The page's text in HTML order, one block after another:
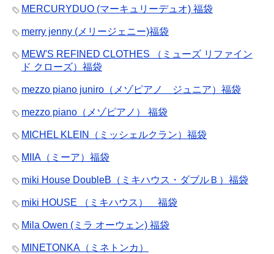
MERCURYDUO (マーキュリーデュオ) 福袋
merry jenny (メリージェニー)福袋
MEW'S REFINED CLOTHES （ミューズ リファイン
ド クローズ）福袋
mezzo piano juniro（メゾピアノ ジュニア）福袋
mezzo piano（メゾピアノ） 福袋
MICHEL KLEIN（ミッシェルクラン）福袋
MIIA（ミーア）福袋
miki House DoubleB（ミキハウス・ダブルＢ）福袋
miki HOUSE （ミキハウス） 福袋
Mila Owen (ミラ オーウェン) 福袋
MINETONKA（ミネトンカ）